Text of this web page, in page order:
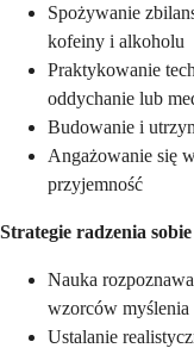
Spożywanie
kofeiny i alkoholu
Praktykowanie
oddychanie lub
Budowanie i
Angażowanie się
przyjemność
Strategie radzenia
Nauka
wzorców myślenia
Ustalanie